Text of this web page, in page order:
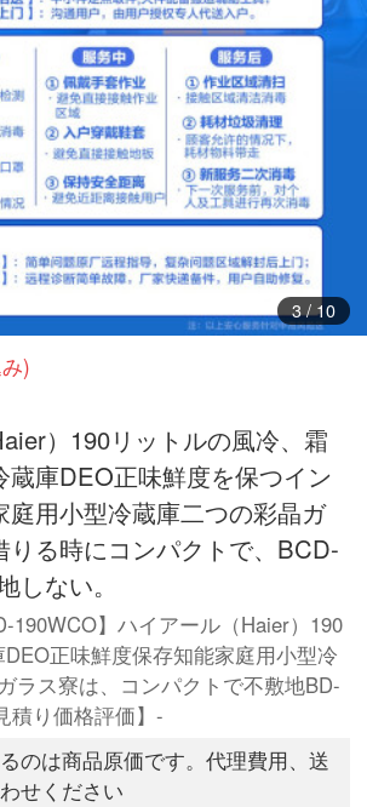
3/10
)
）190リットルの風冷、霜
蔵庫DEO正味鮮度を保つイン
庭用小型冷蔵庫二つの彩晶ガ
りる時にコンパクトで、BCD-
しない。
190WCO】ハイアール（Haier）190
正味鮮度保存知能家庭用小型冷
ラス寮は、コンパクトで不敷地BD-
積り価格評価】-
のは商品原価です。代理費用、送
せください